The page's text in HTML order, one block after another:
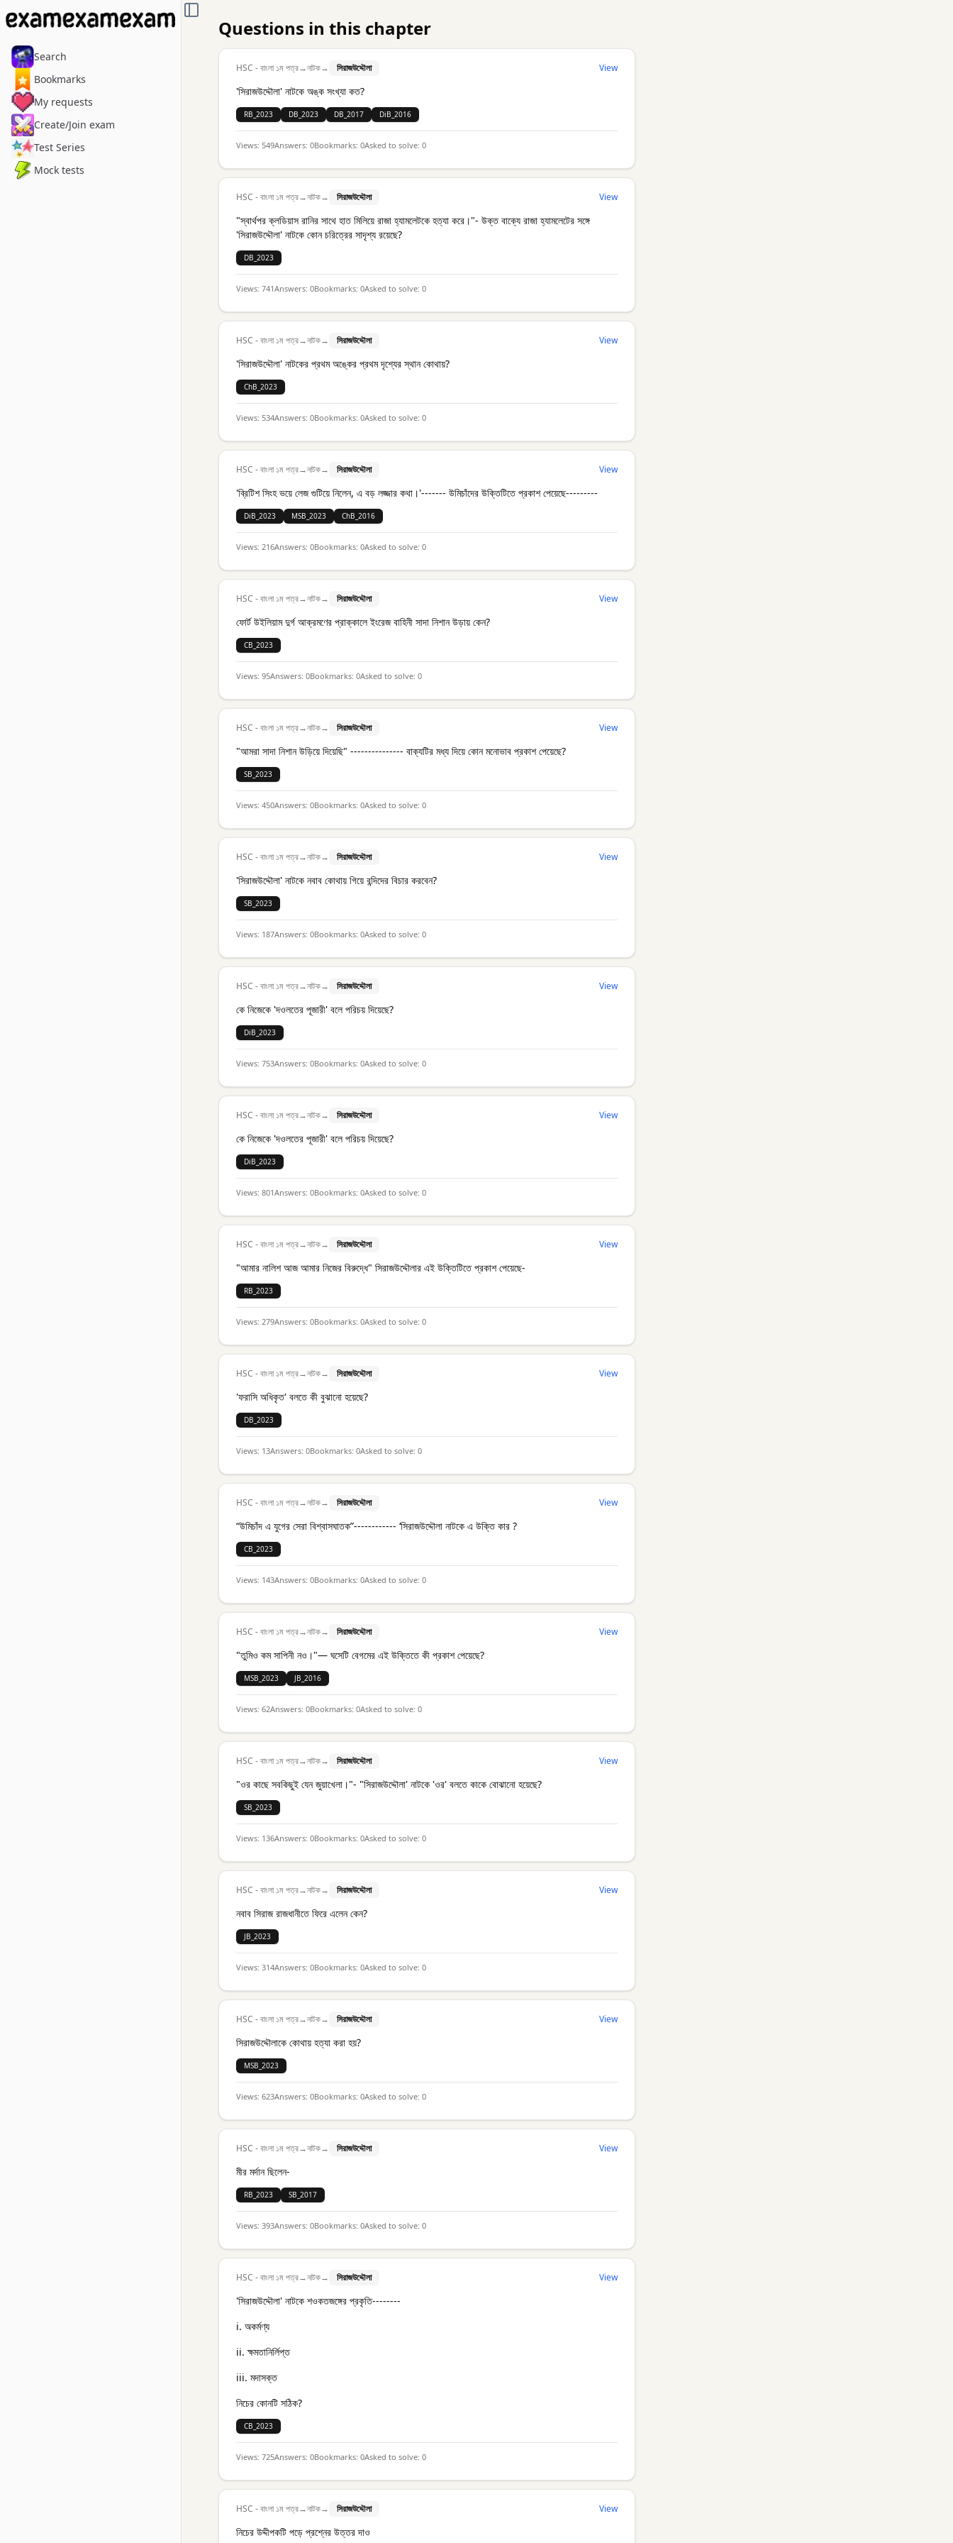
Search
Bookmarks
My requests
Create/Join exam
Test Series
Mock tests
TOGGLE SIDEBAR
Questions in this chapter
HSC - বাংলা ১ম পত্র→নাটক→ সিরাজউদ্দৌলা View
'সিরাজউদ্দৌলা' নাটকে অঙ্ক সংখ্যা কত?
RB_2023 DB_2023 DB_2017 DiB_2016
Views: 549Answers: 0Bookmarks: 0Asked to solve: 0
HSC - বাংলা ১ম পত্র→নাটক→ সিরাজউদ্দৌলা View
"স্বার্থপর ক্লডিয়াস রানির সাথে হাত মিলিয়ে রাজা হ্যামলেটকে হত্যা করে।"- উক্ত বাক্যে রাজা হ্যামলেটের সঙ্গে
'সিরাজউদ্দৌলা' নাটকে কোন চরিত্রের সাদৃশ্য রয়েছে?
DB_2023
Views: 741Answers: 0Bookmarks: 0Asked to solve: 0
HSC - বাংলা ১ম পত্র→নাটক→ সিরাজউদ্দৌলা View
'সিরাজউদ্দৌলা' নাটকের প্রথম অঙ্কের প্রথম দৃশ্যের স্থান কোথায়?
ChB_2023
Views: 534Answers: 0Bookmarks: 0Asked to solve: 0
HSC - বাংলা ১ম পত্র→নাটক→ সিরাজউদ্দৌলা View
'ব্রিটিশ সিংহ ভয়ে লেজ গুটিয়ে নিলেন, এ বড় লজ্জার কথা।'------- উমিচাঁদের উক্তিটিতে প্রকাশ পেয়েছে---------
DiB_2023 MSB_2023 ChB_2016
Views: 216Answers: 0Bookmarks: 0Asked to solve: 0
HSC - বাংলা ১ম পত্র→নাটক→ সিরাজউদ্দৌলা View
ফোর্ট উইলিয়াম দুর্গ আক্রমণের প্রাক্কালে ইংরেজ বাহিনী সাদা নিশান উড়ায় কেন?
CB_2023
Views: 95Answers: 0Bookmarks: 0Asked to solve: 0
HSC - বাংলা ১ম পত্র→নাটক→ সিরাজউদ্দৌলা View
"আমরা সাদা নিশান উড়িয়ে দিয়েছি" --------------- বাক্যটির মধ্য দিয়ে কোন মনোভাব প্রকাশ পেয়েছে?
SB_2023
Views: 450Answers: 0Bookmarks: 0Asked to solve: 0
HSC - বাংলা ১ম পত্র→নাটক→ সিরাজউদ্দৌলা View
'সিরাজউদ্দৌলা' নাটকে নবাব কোথায় গিয়ে বন্দিদের বিচার করবেন?
SB_2023
Views: 187Answers: 0Bookmarks: 0Asked to solve: 0
HSC - বাংলা ১ম পত্র→নাটক→ সিরাজউদ্দৌলা View
কে নিজেকে 'দওলতের পূজারী' বলে পরিচয় দিয়েছে?
DiB_2023
Views: 753Answers: 0Bookmarks: 0Asked to solve: 0
HSC - বাংলা ১ম পত্র→নাটক→ সিরাজউদ্দৌলা View
কে নিজেকে 'দওলতের পূজারী' বলে পরিচয় দিয়েছে?
DiB_2023
Views: 801Answers: 0Bookmarks: 0Asked to solve: 0
HSC - বাংলা ১ম পত্র→নাটক→ সিরাজউদ্দৌলা View
"আমার নালিশ আজ আমার নিজের বিরুদ্ধে" সিরাজউদ্দৌলার এই উক্তিটিতে প্রকাশ পেয়েছে-
RB_2023
Views: 279Answers: 0Bookmarks: 0Asked to solve: 0
HSC - বাংলা ১ম পত্র→নাটক→ সিরাজউদ্দৌলা View
'ফরাসি অধিকৃত' বলতে কী বুঝানো হয়েছে?
DB_2023
Views: 13Answers: 0Bookmarks: 0Asked to solve: 0
HSC - বাংলা ১ম পত্র→নাটক→ সিরাজউদ্দৌলা View
“উমিচাঁদ এ যুগের সেরা বিশ্বাসঘাতক”------------ ‘সিরাজউদ্দৌলা নাটকে এ উক্তি কার ?
CB_2023
Views: 143Answers: 0Bookmarks: 0Asked to solve: 0
HSC - বাংলা ১ম পত্র→নাটক→ সিরাজউদ্দৌলা View
"তুমিও কম সাপিনী নও।"— ঘসেটি বেগমের এই উক্তিতে কী প্রকাশ পেয়েছে?
MSB_2023 JB_2016
Views: 62Answers: 0Bookmarks: 0Asked to solve: 0
HSC - বাংলা ১ম পত্র→নাটক→ সিরাজউদ্দৌলা View
"ওর কাছে সবকিছুই যেন জুয়াখেলা।"- "সিরাজউদ্দৌলা' নাটকে 'ওর' বলতে কাকে বোঝানো হয়েছে?
SB_2023
Views: 136Answers: 0Bookmarks: 0Asked to solve: 0
HSC - বাংলা ১ম পত্র→নাটক→ সিরাজউদ্দৌলা View
নবাব সিরাজ রাজধানীতে ফিরে এলেন কেন?
JB_2023
Views: 314Answers: 0Bookmarks: 0Asked to solve: 0
HSC - বাংলা ১ম পত্র→নাটক→ সিরাজউদ্দৌলা View
সিরাজউদ্দৌলাকে কোথায় হত্যা করা হয়?
MSB_2023
Views: 623Answers: 0Bookmarks: 0Asked to solve: 0
HSC - বাংলা ১ম পত্র→নাটক→ সিরাজউদ্দৌলা View
মীর মর্দান ছিলেন-
RB_2023 SB_2017
Views: 393Answers: 0Bookmarks: 0Asked to solve: 0
HSC - বাংলা ১ম পত্র→নাটক→ সিরাজউদ্দৌলা View
'সিরাজউদ্দৌলা' নাটকে শওকতজঙ্গের প্রকৃতি--------
i. অকর্মণ্য
ii. ক্ষমতানির্লিপ্ত
iii. মদাসক্ত
নিচের কোনটি সঠিক?
CB_2023
Views: 725Answers: 0Bookmarks: 0Asked to solve: 0
HSC - বাংলা ১ম পত্র→নাটক→ সিরাজউদ্দৌলা View
নিচের উদ্দীপকটি পড়ে প্রশ্নের উত্তর দাও